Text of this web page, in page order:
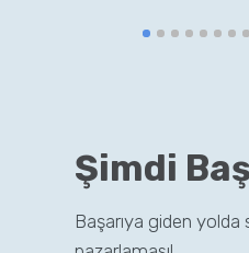
Şimdi
Başarıya giden